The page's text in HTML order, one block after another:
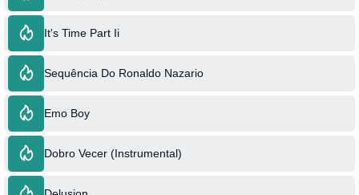
It's Time Part Ii
Sequência Do Ronaldo Nazario
Emo Boy
Dobro Vecer (Instrumental)